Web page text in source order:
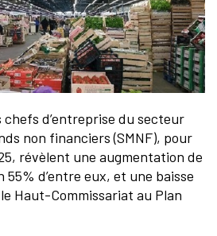
d’entreprise du secteur
non financiers (SMNF), pour
révèlent une augmentation de
55% d’entre eux, et une baisse
Haut-Commissariat au Plan